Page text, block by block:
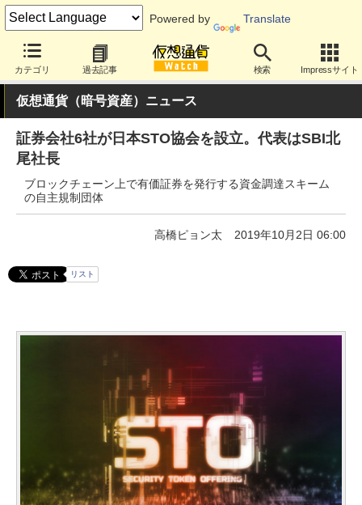
Powered by Translate
カテゴリ 過去記事 検索 Impressサイト
仮想通貨（暗号資産）ニュース
証券会社6社が日本STO協会を設立。代表はSBI北
尾社長
ブロックチェーン上で有価証券を発行する資金調達スキーム
の自主規制団体
高橋ピョン太 2019年10月2日 06:00
リスト